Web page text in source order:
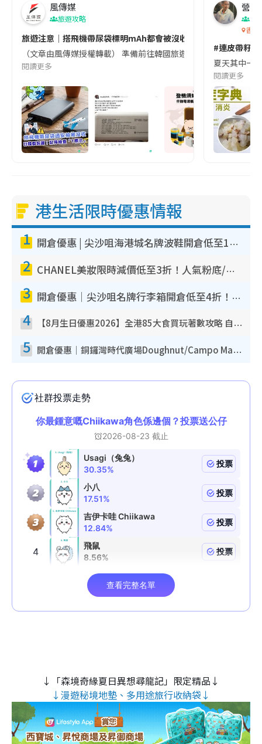
風傳媒
旅遊攻略
旅遊注意｜搭飛機帶尿袋標明mAh都會被沒收😱出發前切記檢查
（文章由風傳媒授權轉載） 準備前往韓國旅遊的民眾，近期要
閱讀更多
營養
香港
#連皮帶籽
夏天其中一
閱讀更多
港生活限時優惠情報
1 開倉優惠 | 尖沙咀海港城名牌波鞋開倉低至1折！On鞋$899起／Joy&Peace鞋履$98起
2 CHANEL美妝限時減價低至3折！人氣粉底/唇膏/精華液低至$275！COCO香水都有平
3 開倉優惠｜尖沙咀名牌行李箱開倉低至4折！一連5日 American Tourister/ace./Hallmark $200起！
4 【8月生日優惠2026】全港85大食買玩著數攻略 自助餐/火鍋放題同行免費＋誠品/DONKI送現金券
5 開倉優惠｜銅鑼灣時代廣場Doughnut/Campo Marzio開倉低至1折！背囊、書包、手袋劈價$200起
↓「森境奇緣夏日異想尋龍記」限定精品↓
↓漫遊秘境地墊、多用途旅行收納袋↓